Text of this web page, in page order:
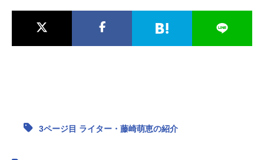
マンガ・ラノベ ゲーム・アプリ 音楽 コスプレ
アニメ映画一覧 実写化映画一覧
3ページ目 ライター・藤崎萌恵の紹介